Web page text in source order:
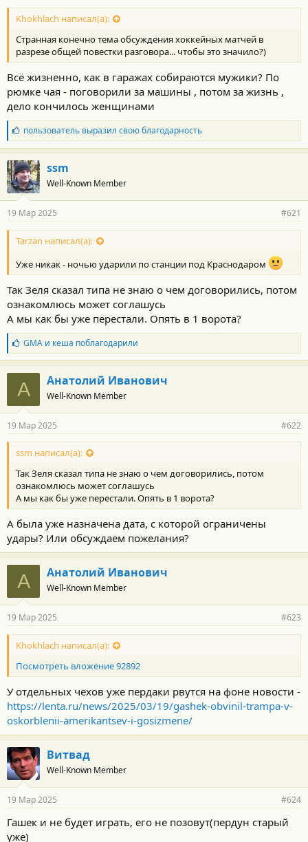
Khokhlach написал(а):
Странная конечно тема обсуждения хоккейных матчей в
разрезе общей повестки разговора... чтобы это значило?)
Всё жизненно, как в гаражах собираются мужики? По
рюмке чая - поговорили за машины , потом за жизнь ,
дело кончилось женщинами
Б
л
а
г
о
д
а
н
о
с
и
:
пользовательвыразил свою благодарность
ssm
Well-Known Member
19 Мар 2025 #621
Tarzan написал(а):
Уже никак - ночью ударили по станции под Краснодаром
Так Зеля сказал типа не знаю о чем договорились, потом
ознакомлюсь может соглашусь
А мы как бы уже перестали. Опять в 1 ворота?
Б
л
а
г
о
а
н
о
с
и
:
GMAи кеша поблагодарили
А Анатолий Иванович
Well-Known Member
19 Мар 2025 #622
ssm написал(а):
Так Зеля сказал типа не знаю о чем договорились, потом
ознакомлюсь может соглашусь
А мы как бы уже перестали. Опять в 1 ворота?
А была уже назначена дата, с которой ограничены
удары? Или обсуждаем пожелания?
А Анатолий Иванович
Well-Known Member
19 Мар 2025 #623
Khokhlach написал(а):
Посмотреть вложение 92892
У отдельных чехов уже пердаки рвутся на фоне новости -
https://lenta.ru/news/2025/03/19/gashek-obvinil-trampa-v-
oskorblenii-amerikantsev-i-gosizmene/
Витвад
Well-Known Member
19 Мар 2025 #624
Гашек и не будет играть, его не позовут(пердун старый
уже)